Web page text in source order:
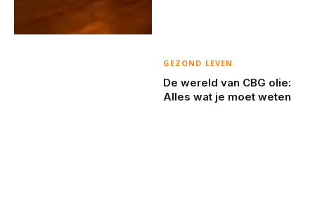
GEZOND LEVEN
De wereld van CBG olie:
Alles wat je moet weten